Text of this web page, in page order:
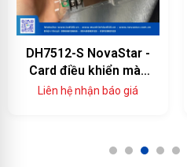
DH7512-S NovaStar -
Card điều khiển màn
hình LED 12 cổng
Liên hệ nhận báo giá
1 2 3 4 5